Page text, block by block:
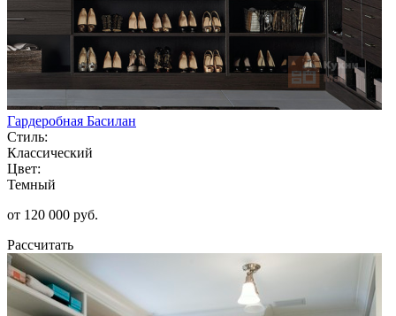
Гардеробная Басилан
Стиль:
Классический
Цвет:
Темный
от 120 000 руб.
Рассчитать